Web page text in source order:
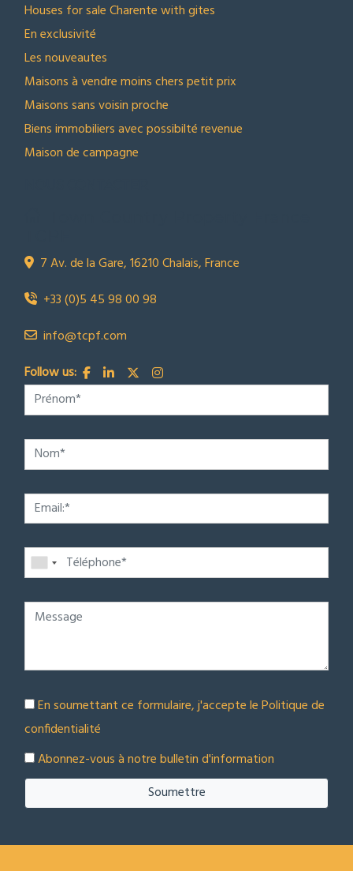
Houses for sale Charente with gites
En exclusivité
Les nouveautes
Maisons à vendre moins chers petit prix
Maisons sans voisin proche
Biens immobiliers avec possibilté revenue
Maison de campagne
7 Av. de la Gare, 16210 Chalais, France
+33 (0)5 45 98 00 98
info@tcpf.com
Follow us:
En soumettant ce formulaire, j'accepte lePolitique de
confidentialité
Abonnez-vous à notre bulletin d'information
Soumettre